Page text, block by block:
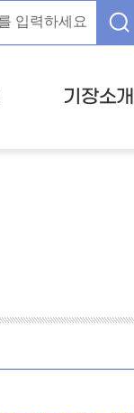
기장소개